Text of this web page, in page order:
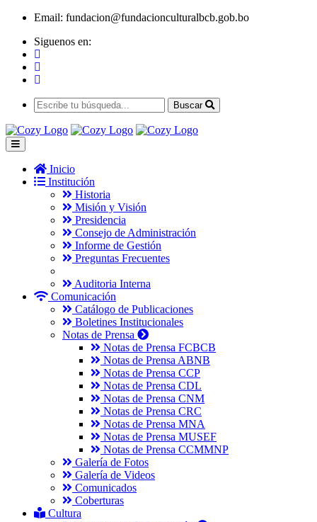
Email: fundacion@fundacionculturalbcb.gob.bo
Siguenos en:
Buscar
Inicio
Institución
Historia
Misión y Visión
Presidencia
Consejo de Administración
Informe de Gestión
Preguntas Frecuentes
Auditoria Interna
Comunicación
Catálogo de Publicaciones
Boletines Institucionales
Notas de Prensa
Notas de Prensa FCBCB
Notas de Prensa ABNB
Notas de Prensa CCP
Notas de Prensa CDL
Notas de Prensa CNM
Notas de Prensa CRC
Notas de Prensa MNA
Notas de Prensa MUSEF
Notas de Prensa CCMMNP
Galería de Fotos
Galería de Videos
Comunicados
Coberturas
Cultura